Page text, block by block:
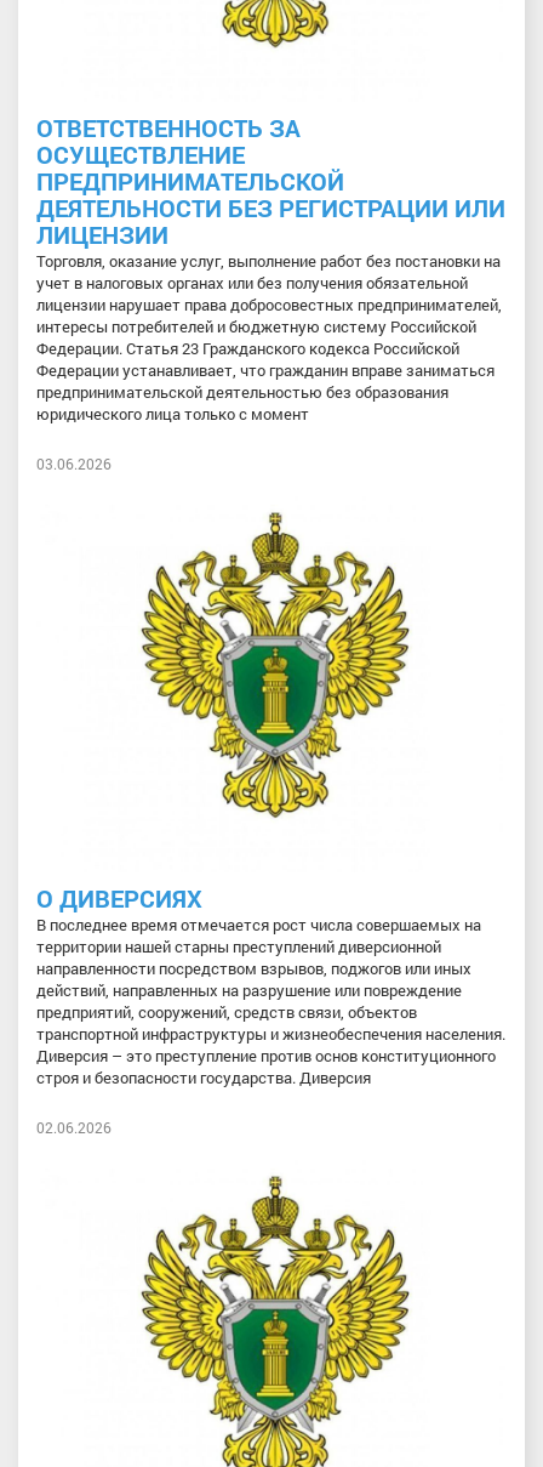
ОТВЕТСТВЕННОСТЬ ЗА
ОСУЩЕСТВЛЕНИЕ
ПРЕДПРИНИМАТЕЛЬСКОЙ
ДЕЯТЕЛЬНОСТИ БЕЗ РЕГИСТРАЦИИ ИЛИ
ЛИЦЕНЗИИ
Торговля, оказание услуг, выполнение работ без постановки на
учет в налоговых органах или без получения обязательной
лицензии нарушает права добросовестных предпринимателей,
интересы потребителей и бюджетную систему Российской
Федерации. Статья 23 Гражданского кодекса Российской
Федерации устанавливает, что гражданин вправе заниматься
предпринимательской деятельностью без образования
юридического лица только с момент
03.06.2026
О ДИВЕРСИЯХ
В последнее время отмечается рост числа совершаемых на
территории нашей старны преступлений диверсионной
направленности посредством взрывов, поджогов или иных
действий, направленных на разрушение или повреждение
предприятий, сооружений, средств связи, объектов
транспортной инфраструктуры и жизнеобеспечения населения.
Диверсия – это преступление против основ конституционного
строя и безопасности государства. Диверсия
02.06.2026